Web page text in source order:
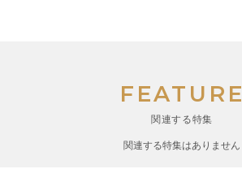
FEATURE
関連する特集
関連する特集はありません